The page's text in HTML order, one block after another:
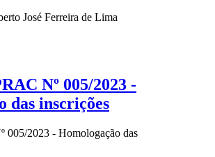
José Ferreira de Lima
Nº 005/2023 -
das inscrições
2023 - Homologação das